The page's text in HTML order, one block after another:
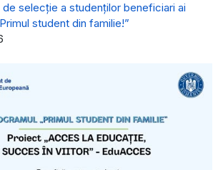
de selecție a studenților beneficiari ai
student din familie!”